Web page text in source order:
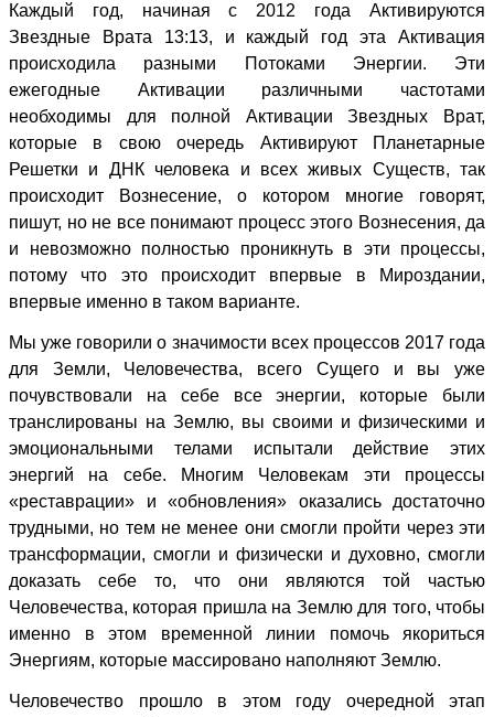
Каждый год, начиная с 2012 года Активируются
Звездные Врата 13:13, и каждый год эта Активация
происходила разными Потоками Энергии. Эти
ежегодные Активации различными частотами
необходимы для полной Активации Звездных Врат,
которые в свою очередь Активируют Планетарные
Решетки и ДНК человека и всех живых Существ, так
происходит Вознесение, о котором многие говорят,
пишут, но не все понимают процесс этого Вознесения, да
и невозможно полностью проникнуть в эти процессы,
потому что это происходит впервые в Мироздании,
впервые именно в таком варианте.
Мы уже говорили о значимости всех процессов 2017 года
для Земли, Человечества, всего Сущего и вы уже
почувствовали на себе все энергии, которые были
транслированы на Землю, вы своими и физическими и
эмоциональными телами испытали действие этих
энергий на себе. Многим Человекам эти процессы
«реставрации» и «обновления» оказались достаточно
трудными, но тем не менее они смогли пройти через эти
трансформации, смогли и физически и духовно, смогли
доказать себе то, что они являются той частью
Человечества, которая пришла на Землю для того, чтобы
именно в этом временной линии помочь якориться
Энергиям, которые массировано наполняют Землю.
Человечество прошло в этом году очередной этап